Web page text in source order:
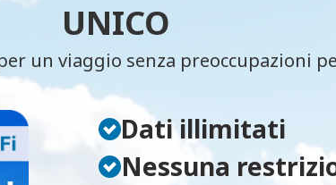
UNICO
un viaggio senza preoccupazioni
Dati illimitati
Nessuna